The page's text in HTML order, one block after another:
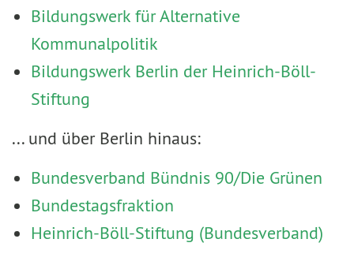
Bildungswerk für Alternative
Kommunalpolitik
Bildungswerk Berlin der Heinrich-Böll-
Stiftung
... und über Berlin hinaus:
Bundesverband Bündnis 90/Die Grünen
Bundestagsfraktion
Heinrich-Böll-Stiftung (Bundesverband)